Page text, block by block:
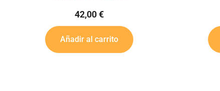
42,00€
Añadir al carrito